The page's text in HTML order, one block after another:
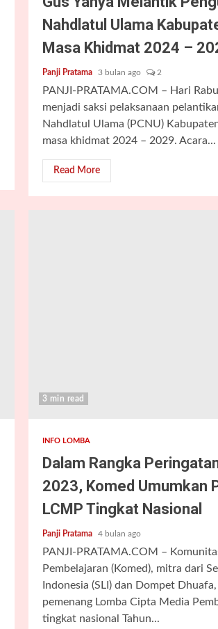
Nahdlatul Ulama
Masa Khidmat 2024 –
Panji Pratama 3 bulan ago 2
PANJI-PRATAMA.COM – Hari
menjadi saksi pelaksanaan
Nahdlatul Ulama (PCNU)
masa khidmat 2024 – 2029. Acara...
Read More
3 min read
INFO LOMBA
Dalam Rangka
2023, Komed Umumkan
LCMP Tingkat Nasional
Panji Pratama 4 bulan ago
PANJI-PRATAMA.COM –
Pembelajaran (Komed), mitra dari
Indonesia (SLI) dan Dompet
pemenang Lomba Cipta Media
tingkat nasional Tahun...